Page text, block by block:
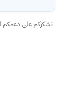
نشكركم على دعمكم